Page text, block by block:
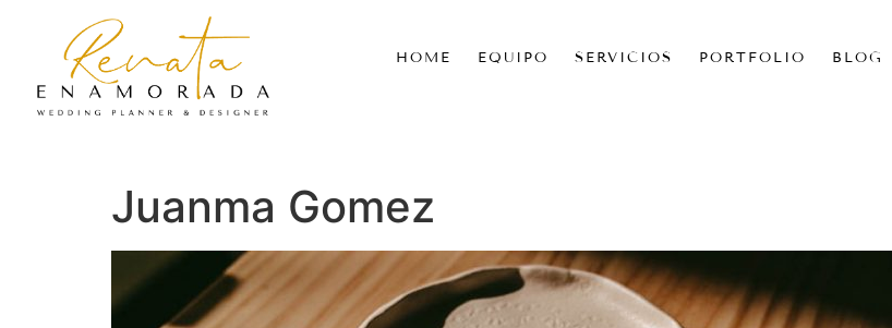
HOME EQUIPO SERVICIOS PORTFOLIO BLOG
Juanma Gomez